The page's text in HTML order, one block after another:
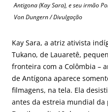
Antigona (Kay Sara), e seu irmão
Von Dungern / Divulgação
Kay Sara, a atriz ativista
Tukano, de Lauaretê,
fronteira com a Colômbia –
de Antígona aparece
filmagens, na tela. Ela
antes da estreia mundial da